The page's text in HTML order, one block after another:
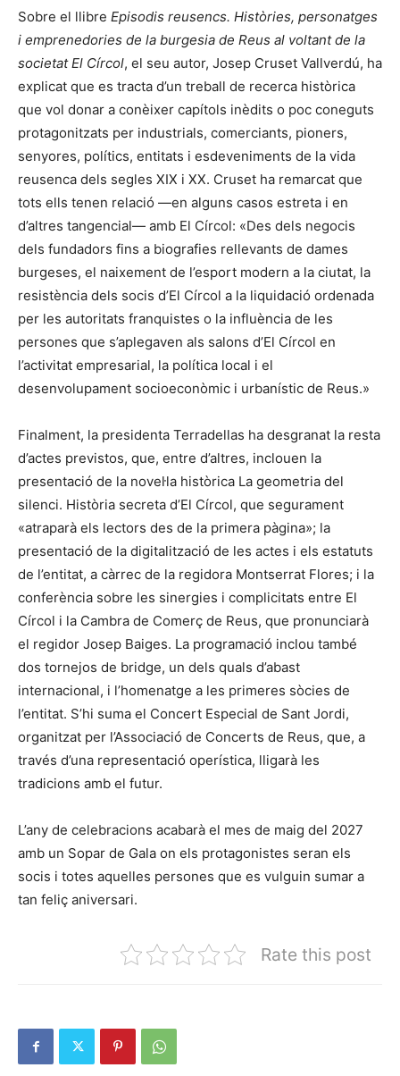
Sobre el llibre Episodis reusencs. Històries, personatges
i emprenedories de la burgesia de Reus al voltant de la
societat El Círcol, el seu autor, Josep Cruset Vallverdú, ha
explicat que es tracta d’un treball de recerca històrica
que vol donar a conèixer capítols inèdits o poc coneguts
protagonitzats per industrials, comerciants, pioners,
senyores, polítics, entitats i esdeveniments de la vida
reusenca dels segles XIX i XX. Cruset ha remarcat que
tots ells tenen relació —en alguns casos estreta i en
d’altres tangencial— amb El Círcol: «Des dels negocis
dels fundadors fins a biografies rellevants de dames
burgeses, el naixement de l’esport modern a la ciutat, la
resistència dels socis d’El Círcol a la liquidació ordenada
per les autoritats franquistes o la influència de les
persones que s’aplegaven als salons d’El Círcol en
l’activitat empresarial, la política local i el
desenvolupament socioeconòmic i urbanístic de Reus.»
Finalment, la presidenta Terradellas ha desgranat la resta
d’actes previstos, que, entre d’altres, inclouen la
presentació de la novel·la històrica La geometria del
silenci. Història secreta d’El Círcol, que segurament
«atraparà els lectors des de la primera pàgina»; la
presentació de la digitalització de les actes i els estatuts
de l’entitat, a càrrec de la regidora Montserrat Flores; i la
conferència sobre les sinergies i complicitats entre El
Círcol i la Cambra de Comerç de Reus, que pronunciarà
el regidor Josep Baiges. La programació inclou també
dos tornejos de bridge, un dels quals d’abast
internacional, i l’homenatge a les primeres sòcies de
l’entitat. S’hi suma el Concert Especial de Sant Jordi,
organitzat per l’Associació de Concerts de Reus, que, a
través d’una representació operística, lligarà les
tradicions amb el futur.
L’any de celebracions acabarà el mes de maig del 2027
amb un Sopar de Gala on els protagonistes seran els
socis i totes aquelles persones que es vulguin sumar a
tan feliç aniversari.
Rate this post